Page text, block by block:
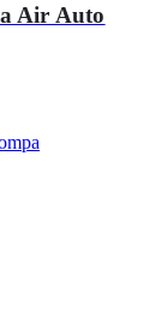
Air Auto